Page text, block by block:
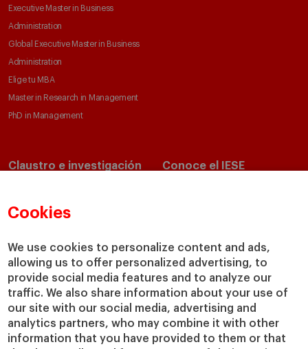
Cookies
We use cookies to personalize content and ads,
allowing us to offer personalized advertising, to
provide social media features and to analyze our
traffic. We also share information about your use of
our site with our social media, advertising and
analytics partners, who may combine it with other
information that you have provided to them or that
Executive Master in Business
Administration
Global Executive Master in Business
Administration
Elige tu MBA
Master in Research in Management
PhD in Management
Claustro e investigación
Departamentos académicos
Cátedras
IESE Insight
IESE Publishing
Conoce el IESE
Nuestro impacto
Colabora con el IESE
Servicios
Biblioteca
Canal de Compliance